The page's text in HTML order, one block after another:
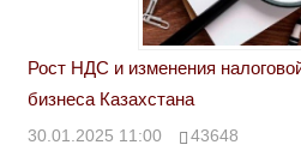
Рост НДС и изменения
бизнеса Казахстана
30.01.2025 11:00 43648